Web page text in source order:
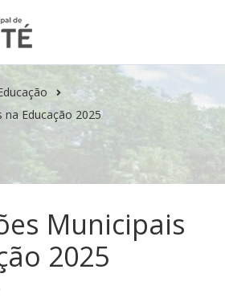
na Educação 2025
Municipais
2025